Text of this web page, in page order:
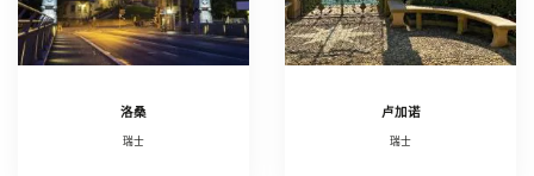
洛桑
瑞士
卢加诺
瑞士